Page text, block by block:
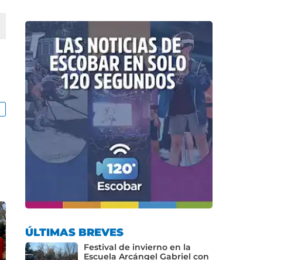
ÚLTIMAS BREVES
Festival de invierno en la
Escuela Arcángel Gabriel con